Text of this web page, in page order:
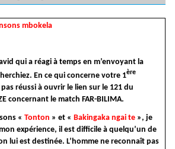
mbokela
qui a réagi à temps en m’envoyant la
En ce qui concerne votre 1ère
réussi à ouvrir le lien sur le 121 du
concernant le match FAR-BILIMA.
« Tonton » et « Bakingaka ngai te», je
expérience, il est difficile à quelqu’un de
lui est destinée. L’homme ne reconnaît pas